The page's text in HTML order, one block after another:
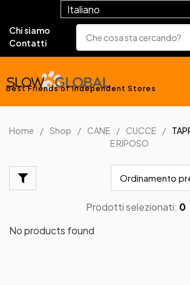
Italiano
Chi siamo
Contatti
Best Friends of Independent Stores
Home Shop CANE
CUCCE
E RIPOSO
Prodotti selezionati: 0
No products found